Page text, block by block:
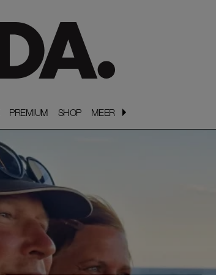
PREMIUM
PREMIUM SHOP
SHOP MEER
MEER